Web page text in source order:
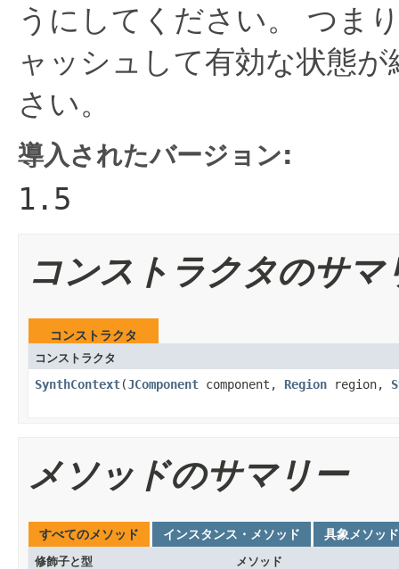
うにしてください。
つま
ャッシュして有効な状態
さい。
導入されたバージョン:
1.5
コンストラクタのサマ
コンストラクタ
コンストラクタ
SynthContext(JComponent component, Region region,
メソッドのサマリー
すべてのメソッド インスタンス・メソッド 具象メソッド
修飾子と型 メソッド